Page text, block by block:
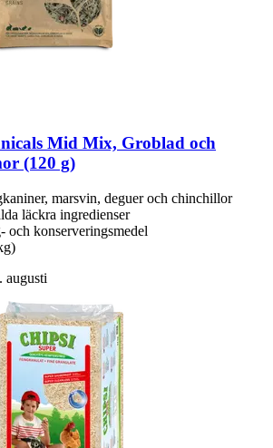
Mid Mix, Groblad och
(120 g)
marsvin, deguer och chinchillor
läckra ingredienser
och konserveringsmedel
augusti